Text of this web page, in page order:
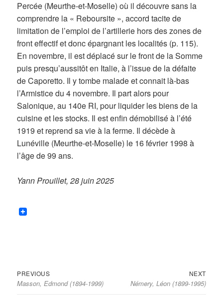
Percée (Meurthe-et-Moselle) où il découvre sans la
comprendre la « Reboursite », accord tacite de
limitation de l’emploi de l’artillerie hors des zones de
front effectif et donc épargnant les localités (p. 115).
En novembre, il est déplacé sur le front de la Somme
puis presqu’aussitôt en Italie, à l’issue de la défaite
de Caporetto. Il y tombe malade et connait là-bas
l’Armistice du 4 novembre. Il part alors pour
Salonique, au 140e RI, pour liquider les biens de la
cuisine et les stocks. Il est enfin démobilisé à l’été
1919 et reprend sa vie à la ferme. Il décède à
Lunéville (Meurthe-et-Moselle) le 16 février 1998 à
l’âge de 99 ans.
Yann Prouillet, 28 juin 2025
Navigation
de
PREVIOUSPrevious
post:
Masson, Edmond (1894-1999)
NEXTNext
post:
Némery, Léon (1899-1995)